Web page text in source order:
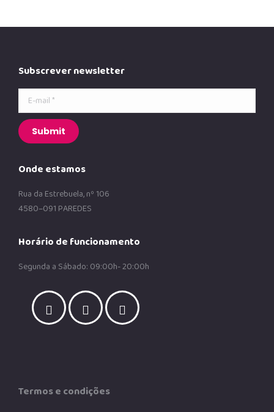
Subscrever newsletter
E-mail *
Submit
Onde estamos
Rua da Estrebuela, nº 106
4580–091 PAREDES
Horário de funcionamento
Segunda a Sábado: 09:00h- 20:00h
Termos e condições